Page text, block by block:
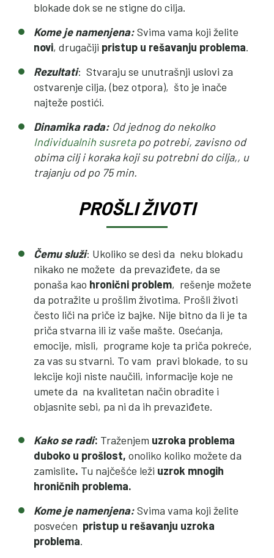
blokade dok se ne stigne do cilja.
Kome je namenjena:Svima vama koji želite
novi, drugačiji pristup u rešavanju problema.
Rezultati: Stvaraju se unutrašnji uslovi za
ostvarenje cilja, (bez otpora), što je inače
najteže postići.
Dinamika rada: Od jednog do nekolko
Individualnih susretapo potrebi, zavisno od
obima cilj i koraka koji su potrebni do cilja,, u
trajanju od po 75 min.
PROŠLI ŽIVOTI
Čemu služi: Ukoliko se desi da neku blokadu
nikako ne možete da prevaziđete, da se
ponaša kao hronični problem, rešenje možete
da potražite u prošlim životima. Prošli životi
često liči na priče iz bajke. Nije bitno da li je ta
priča stvarna ili iz vaše mašte. Osećanja,
emocije, misli, programe koje ta priča pokreće,
za vas su stvarni. To vam pravi blokade, to su
lekcije koji niste naučili, informacije koje ne
umete da na kvalitetan način obradite i
objasnite sebi, pa ni da ih prevaziđete.
Kako se radi: Traženjem uzroka problema
duboko u prošlost, onoliko koliko možete da
zamislite. Tu najčešće leži uzrok mnogih
hroničnih problema.
Kome je namenjena:Svima vama koji želite
posvećen pristup u rešavanju uzroka
problema.